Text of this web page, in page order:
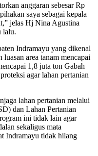
anggaran sebesar Rp
saya sebagai kepala
jelas Hj Nina Agustina
lalu.
Indramayu yang dikenal
area tanam mencapai
1,8 juta ton Gabah
agar lahan pertanian
lahan pertanian melalui
dan Lahan Pertanian
ini tidak lain agar
sekaligus mata
Indramayu tidak hilang